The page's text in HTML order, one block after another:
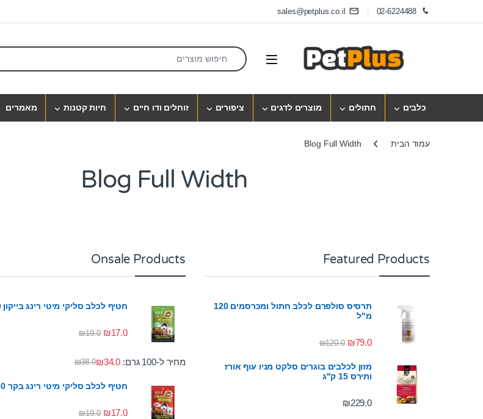
Skip to navigation
02-6224488
sales@petplus.co.il
Open
Search for:
כלבים חתולים מוצרים לדגים ציפורים זוחלים ודו חיים חיות קטנות מאמרים
עמוד הבית Blog Full Width
Blog Full Width
Featured Products
תרסיס סולפרם לכלב חתול ומכרסמים 120
מ"ל
₪79.0
₪120.0
מזון לכלבים בוגרים סלקט מניו עוף אורז
ותירס 15 ק"ג
₪229.0
Onsale Products
חטיף לכלב סליקי מיטי רינג בייקון 50 גרם*
₪17.0
₪19.0
מחיר ל-100 גרם: ₪38.0₪34.0
חטיף לכלב סליקי מיטי רינג בקר 50 גרם*
₪17.0
₪19.0